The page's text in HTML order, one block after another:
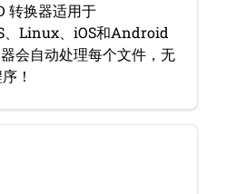
转换器适用于
Linux、iOS和Android
会自动处理每个文件，无
！